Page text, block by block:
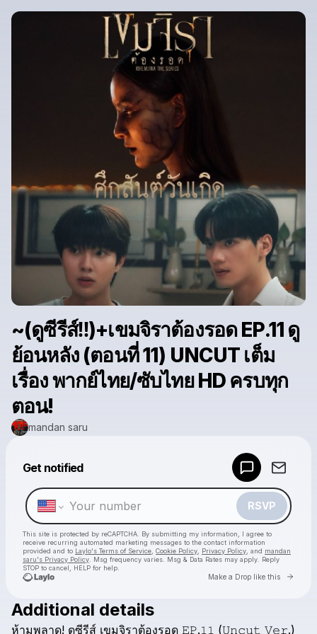
~(ดูซีรีส์‼️)+เขมจิราต้องรอด EP.11 ดู
ย้อนหลัง (ตอนที่ 11) UNCUT เต็ม
เรื่อง พากย์ไทย/ซับไทย HD ครบทุก
ตอน!
mandan saru
Get notified
RSVP
This site is protected by reCAPTCHA. By submitting my information, I agree to
receive recurring automated marketing messages to the contact information
provided and to Laylo's Terms of Service Cookie Policy Privacy Policy , and mandan
saru's Privacy Policy . Msg frequency varies. Msg & Data Rates may apply. Reply
STOP to cancel, HELP for help.
Make a Drop like this Go
Check your texts
Additional details
ห้ามพลาด! ดูซีรีส์ เขมจิราต้องรอด 𝙴𝙿.𝟷𝟷 (𝚄𝚗𝚌𝚞𝚝 𝚅𝚎𝚛.)